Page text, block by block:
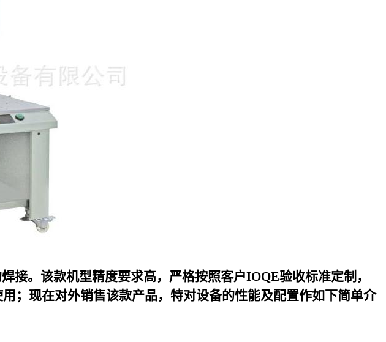
。该款机型精度要求高，严格按照客户IOQE验收标准定制，
；现在对外销售该款产品，特对设备的性能及配置作如下简单介